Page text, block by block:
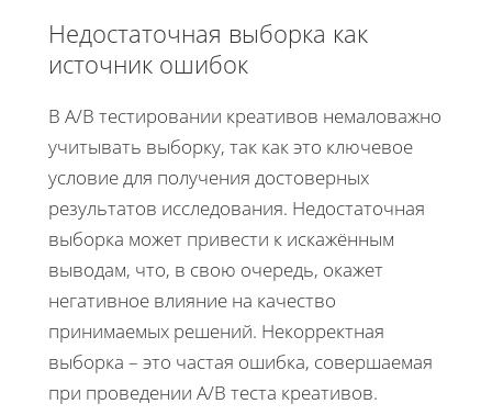
Недостаточная выборка как
источник ошибок
В A/B тестировании креативов немаловажно
учитывать выборку, так как это ключевое
условие для получения достоверных
результатов исследования. Недостаточная
выборка может привести к искажённым
выводам, что, в свою очередь, окажет
негативное влияние на качество
принимаемых решений. Некорректная
выборка – это частая ошибка, совершаемая
при проведении A/B теста креативов.